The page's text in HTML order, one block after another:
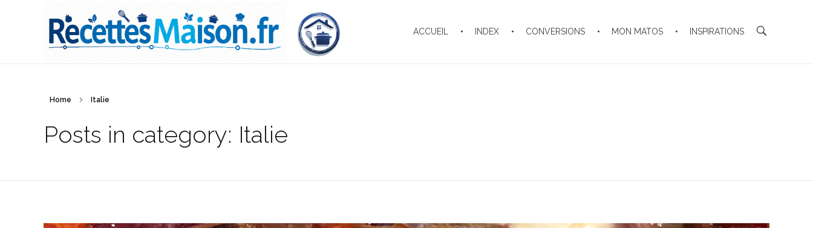
Recettes Maison.fr
Nos petits plats à portée de mains...
ACCUEIL INDEX CONVERSIONS MON MATOS INSPIRATIONS
Home Italie
Posts in category: Italie